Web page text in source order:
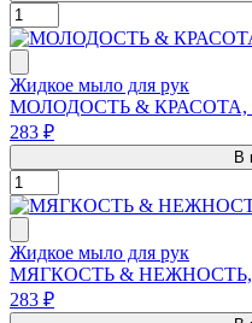
Жидкое мыло для рук
МОЛОДОСТЬ & КРАСОТА,
283 ₽
В
Жидкое мыло для рук
МЯГКОСТЬ & НЕЖНОСТЬ,
283 ₽